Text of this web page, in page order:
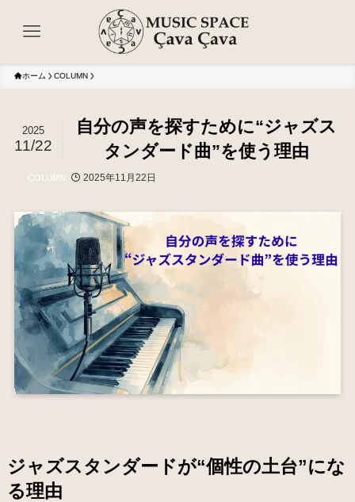
ホーム COLUMN
自分の声を探すために“ジャズス
タンダード曲”を使う理由
2025
11/22
COLUMN 2025年11月22日
ジャズスタンダードが“個性の土台”にな
る理由